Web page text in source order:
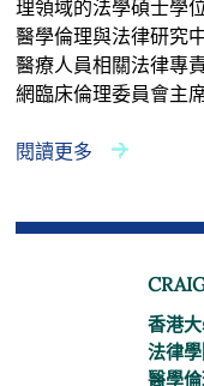
理領域的法學碩士學
醫學倫理與法律研究
醫療人員相關法律專
網臨床倫理委員會主
閱讀更多
香港
法律
醫學